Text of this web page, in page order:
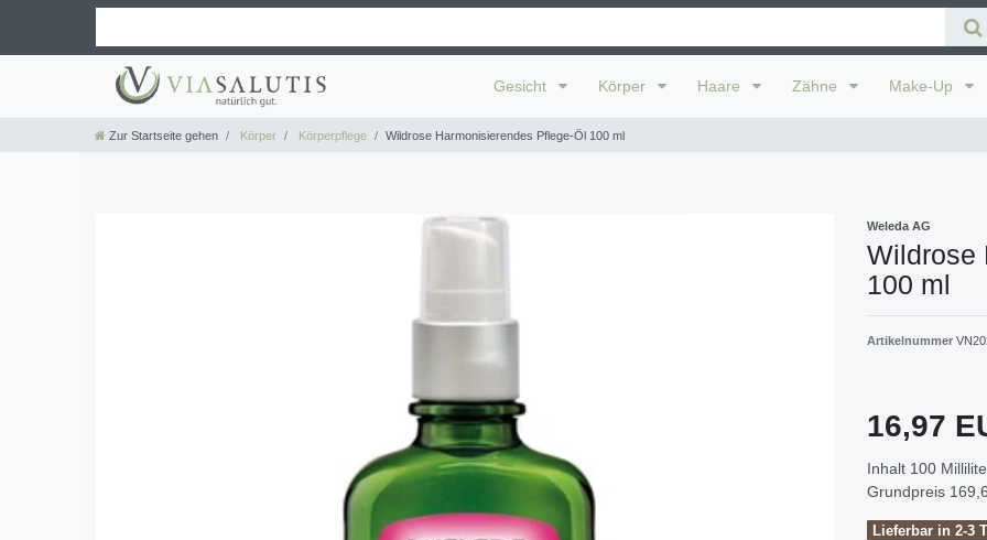
Gesicht Körper Haare Zähne Make-Up
Zur Startseite gehen Körper Körperpflege Wildrose Harmonisierendes Pflege-Öl 100 ml
Weleda AG
Wildrose
100 ml
Artikelnummer
16,97
Inhalt 100
Grundpreis
Lieferbar in 2-3